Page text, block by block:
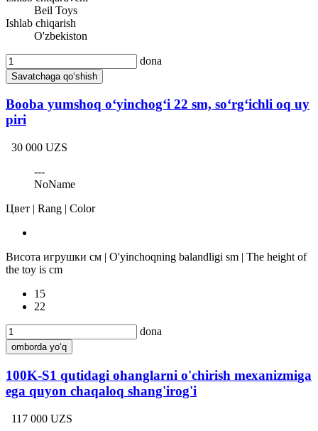
Beil Toys
Ishlab chiqarish
O'zbekiston
dona
Savatchaga qo‘shish
Booba yumshoq o‘yinchog‘i 22 sm, so‘rg‘ichli oq uy
piri
30 000 UZS
---
NoName
Цвет | Rang | Color
Висота игрушки см | O'yinchoqning balandligi sm | The height of
the toy is cm
15
22
dona
omborda yo‘q
100K-S1 qutidagi ohanglarni o'chirish mexanizmiga
ega quyon chaqaloq shang'irog'i
117 000 UZS